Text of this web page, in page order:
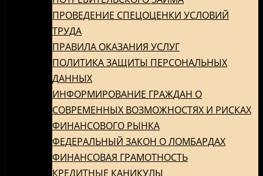
ПРОВЕДЕНИЕ СПЕЦОЦЕНКИ УСЛОВИЙ
ТРУДА
ПРАВИЛА ОКАЗАНИЯ УСЛУГ
ПОЛИТИКА ЗАЩИТЫ ПЕРСОНАЛЬНЫХ
ДАННЫХ
ИНФОРМИРОВАНИЕ ГРАЖДАН О
СОВРЕМЕННЫХ ВОЗМОЖНОСТЯХ И РИСКАХ
ФИНАНСОВОГО РЫНКА
ФЕДЕРАЛЬНЫЙ ЗАКОН О ЛОМБАРДАХ
ФИНАНСОВАЯ ГРАМОТНОСТЬ
КРЕДИТНЫЕ КАНИКУЛЫ